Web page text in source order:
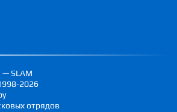
— SLAM
2026
отрядов